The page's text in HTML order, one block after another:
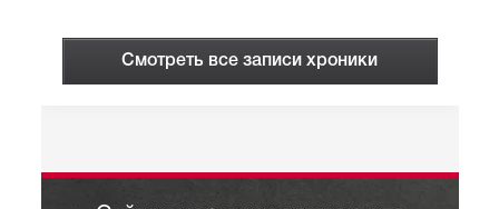
Смотреть все записи хроники